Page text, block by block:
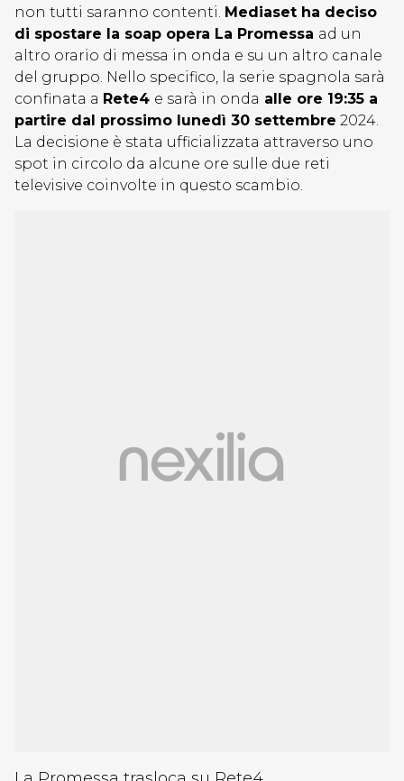
non tutti saranno contenti. Mediaset ha deciso
di spostare la soap opera La Promessa ad un
altro orario di messa in onda e su un altro canale
del gruppo. Nello specifico, la serie spagnola sarà
confinata a Rete4 e sarà in onda alle ore 19:35 a
partire dal prossimo lunedì 30 settembre 2024.
La decisione è stata ufficializzata attraverso uno
spot in circolo da alcune ore sulle due reti
televisive coinvolte in questo scambio.